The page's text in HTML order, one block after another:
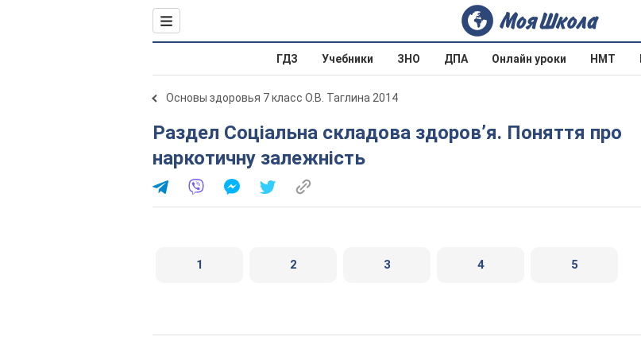
ГДЗ Учебники ЗНО ДПА Онлайн уроки НМТ
Основы здоровья 7 класс О.В. Таглина 2014
Раздел Соціальна складова здоров’я. Поняття про
наркотичну залежність
1 2 3 4 5